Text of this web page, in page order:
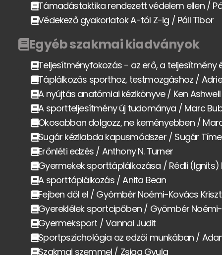
Támadástaktika rendezett védelem ellen /
Védekező gyakorlatok A-tól Z-ig / Páll Tibor
Egyéb szakmai kiadványok
Teljesítményfokozás - az erő, a
Táplálkozás sporthoz, testmozgáshoz /
A nyújtás anatómiai kézikönyve / Ken Ashwell
A sportteljesítmény új tudománya / Marc
Okosabban dolgozz, ne keményebben /
Sugár kézilabda kapusmódszer / Sugár
Erőnléti edzés / Anthony N. Turner
Gyermekek sporttáplálkozása / Rédli (Ignits)
A sporttáplálkozás / Anita Bean
Fejben dől el / Gyömbér Noémi-Kovács
Gyereklélek sportcipőben / Gyömbér
Gyermeksport / Vannai Judit
Sportpszichológia az edzői munkában /
Szakmai szemmel / Zsiga Gyula